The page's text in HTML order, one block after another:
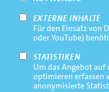
EXTERNE INHALTE
Für den Einsatz von
oder YouTube)
STATISTIKEN
Um das Angebot auf
optimieren erfassen
anonymisierte
Footernavigation
Bottom